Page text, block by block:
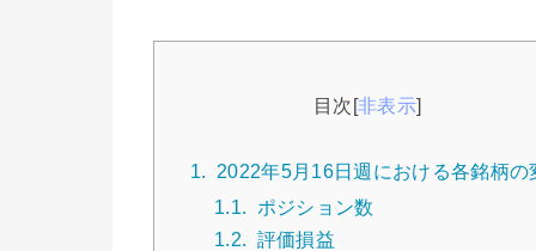
目次 [非表示]
1.
2022年5月16日週における各銘柄の
1.1.
ポジション数
1.2.
評価損益